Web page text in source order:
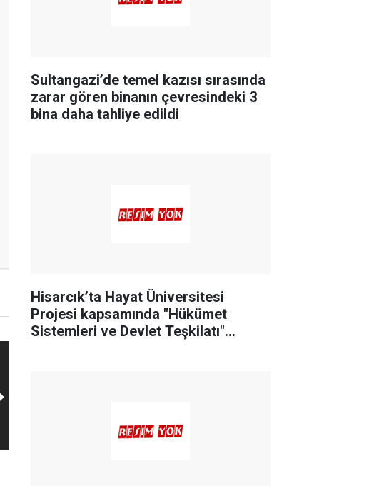
Sultangazi’de temel kazısı sırasında
zarar gören binanın çevresindeki 3
bina daha tahliye edildi
Hisarcık’ta Hayat Üniversitesi
Projesi kapsamında "Hükümet
Sistemleri ve Devlet Teşkilatı"